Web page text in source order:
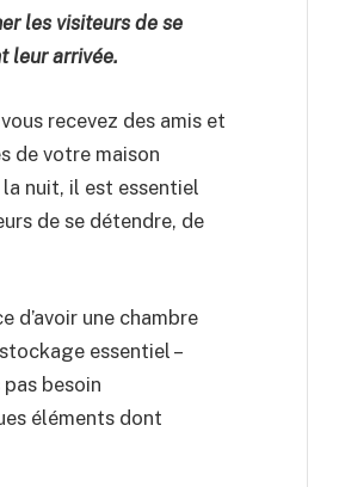
les visiteurs de se
leur arrivée.
recevez des amis et
de votre maison
nuit, il est essentiel
de se détendre, de
d’avoir une chambre
essentiel –
besoin
éléments dont